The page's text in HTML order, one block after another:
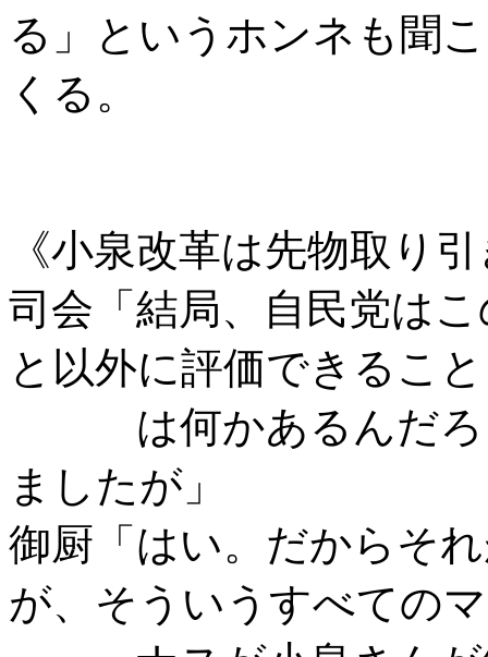
る」というホンネも聞
くる。
《小泉改革は先物取り
司会「結局、自民党は
と以外に評価できること
は何かあるんだろう
ましたが」
御厨「はい。だからそ
が、そういうすべての